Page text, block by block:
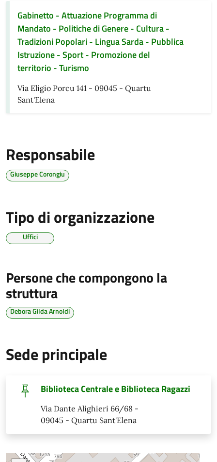
Gabinetto - Attuazione Programma di
Mandato - Politiche di Genere - Cultura -
Tradizioni Popolari - Lingua Sarda - Pubblica
Istruzione - Sport - Promozione del
territorio - Turismo
Via Eligio Porcu 141 - 09045 - Quartu
Sant'Elena
Responsabile
Giuseppe Corongiu
Tipo di organizzazione
Uffici
Persone che compongono la
struttura
Debora Gilda Arnoldi
Sede principale
Biblioteca Centrale e Biblioteca Ragazzi
Via Dante Alighieri 66/68 -
09045 - Quartu Sant'Elena